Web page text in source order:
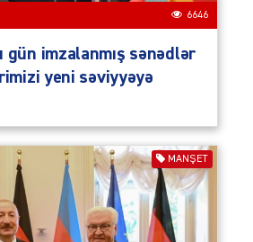
6646
gün imzalanmış sənədlər
yeni səviyyəyə
MANŞET